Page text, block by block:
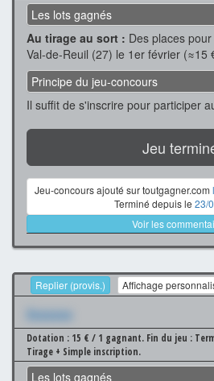
Les lots gagnés
Au tirage au sort : Des places
Val-de-Reuil (27) le 1er février (≈15
Principe du jeu-concours
Il suffit de s'inscrire pour participer
Jeu
Jeu-concours ajouté sur toutgagner.com
Terminé depuis le 23/
Voir les
Replier (provis.) Affichage
Xxxxxxx
Dotation : 15 € / 1 gagnant. Fin du jeu :
Tirage + Simple inscription.
Les lots gagnés